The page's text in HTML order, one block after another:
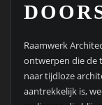
Raamwerk
ontwerpen die de
naar tijdloze
aantrekkelijk is,